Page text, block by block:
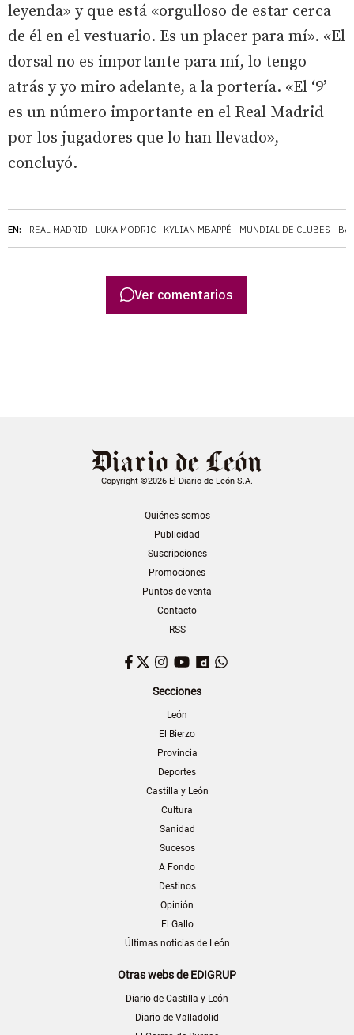
EN: REAL MADRID LUKA MODRIC KYLIAN MBAPPÉ MUNDIAL DE CLUBES
leyenda» y que está «orgulloso de estar cerca
de él en el vestuario. Es un placer para mí». «El
dorsal no es importante para mí, lo tengo
atrás y yo miro adelante, a la portería. «El ‘9’
es un número importante en el Real Madrid
por los jugadores que lo han llevado»,
concluyó.
Ver comentarios
Copyright ©2026 El Diario de León S.A.
Quiénes somos
Publicidad
Suscripciones
Promociones
Puntos de venta
Contacto
RSS
Facebook
TwitterInstagram
YouTubeDailymotion
Secciones
León
El Bierzo
Provincia
Deportes
Castilla y León
Cultura
Sanidad
Sucesos
A Fondo
Destinos
Opinión
El Gallo
Últimas noticias de León
Otras webs de EDIGRUP
Diario de Castilla y León
Diario de Valladolid